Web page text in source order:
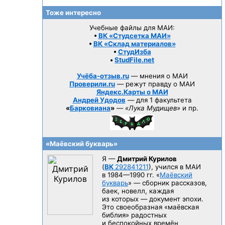
Тоже интересно
Учебные файлы для МАИ:
• ВК «Студсетка МАИ»
• ВК «Склад материалов»
• СтудИзба
• StudFile.net
Учёба-отзыв.ru— мнения о МАИ
Проверили.ru — режут правду о МАИ
Яндекс.Карты о МАИ
Андрей Удодов — для 1 факультета
«Барковиана» — «Лука Мудищев» и пр.
«Маёвский букварь»
Я —Дмитрий Курилов
(ВК 292841211), учился в МАИ
в 1984—1990 гг. «Маёвский
букварь» — сборник рассказов,
баек, новелл, каждая
из которых — документ эпохи.
Это своеобразная «маёвская
библия» радостных
и беспокойных времён